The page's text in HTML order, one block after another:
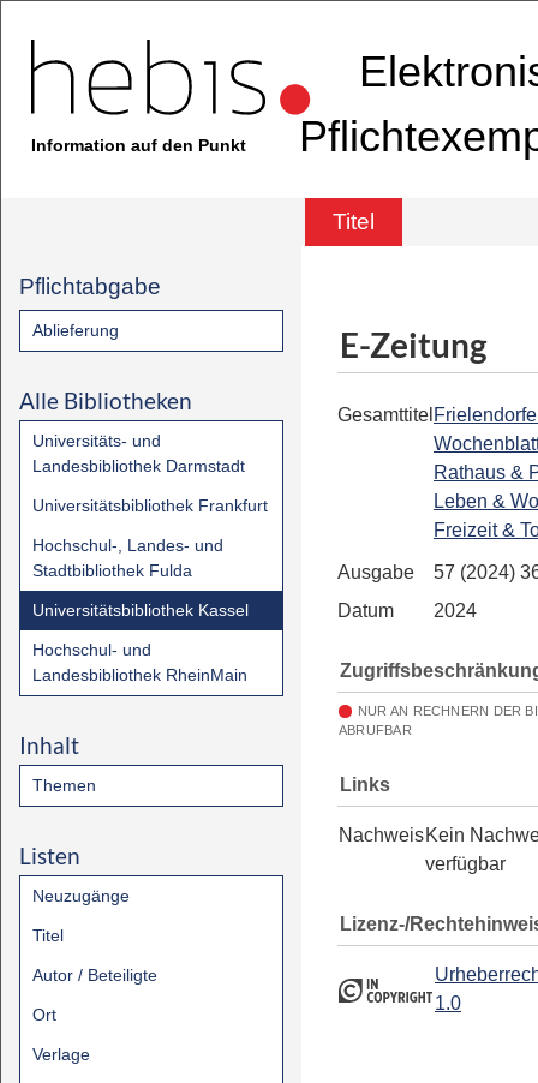
Information auf den Punkt
Titel
Pflichtabgabe
Ablieferung
Alle Bibliotheken
Universitäts- und
Landesbibliothek Darmstadt
Universitätsbibliothek Frankfurt
Hochschul-, Landes- und
Stadtbibliothek Fulda
Universitätsbibliothek Kassel
Hochschul- und
Landesbibliothek RheinMain
Inhalt
Themen
Listen
Neuzugänge
Titel
Autor / Beteiligte
Ort
Verlage
E-Zeitung
Gesamttitel
Rathaus &
Leben &
Freizeit &
Ausgabe
57 (2024)
Datum
2024
NUR AN RECHNERN DER
ABRUFBAR
Links
NachweisKein
verfügbar
Lizenz-/
1.0